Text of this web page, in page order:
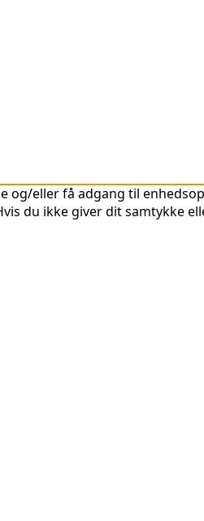
eller få adgang til
du ikke giver dit samtykke